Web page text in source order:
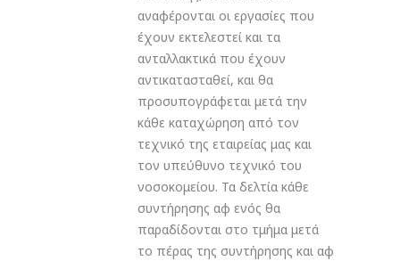
αναφέρονται οι εργασίες που
έχουν εκτελεστεί και τα
ανταλλακτικά που έχουν
αντικατασταθεί, και θα
προσυπογράφεται μετά την
κάθε καταχώρηση από τον
τεχνικό της εταιρείας μας και
τον υπεύθυνο τεχνικό του
νοσοκομείου. Τα δελτία κάθε
συντήρησης αφ ενός θα
παραδίδονται στο τμήμα μετά
το πέρας της συντήρησης και αφ